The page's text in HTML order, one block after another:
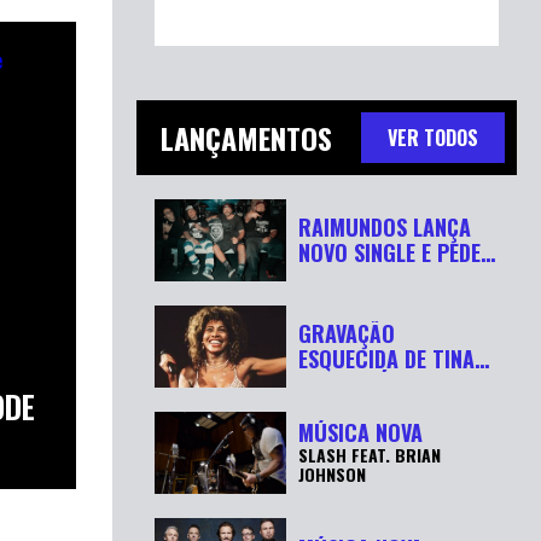
LANÇAMENTOS VER TODOS
RAIMUNDOS LANÇA
NOVO SINGLE E PEDE
GRAVAÇÃO
ESQUECIDA DE TINA
MÚSICA NOVA
SLASH FEAT. BRIAN
JOHNSON